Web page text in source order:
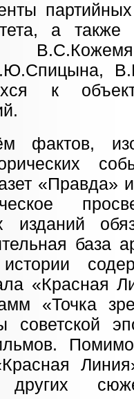
а также
к
фактов,
«Правда»
изданий
база
«Красная
«Точка
советской